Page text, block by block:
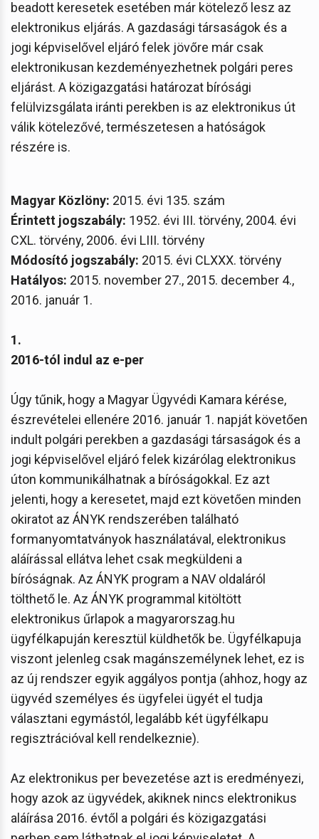
beadott keresetek esetében már kötelező lesz az
elektronikus eljárás. A gazdasági társaságok és a
jogi képviselővel eljáró felek jövőre már csak
elektronikusan kezdeményezhetnek polgári peres
eljárást. A közigazgatási határozat bírósági
felülvizsgálata iránti perekben is az elektronikus út
válik kötelezővé, természetesen a hatóságok
részére is.
Magyar Közlöny: 2015. évi 135. szám
Érintett jogszabály: 1952. évi III. törvény, 2004. évi
CXL. törvény, 2006. évi LIII. törvény
Módosító jogszabály: 2015. évi CLXXX. törvény
Hatályos: 2015. november 27., 2015. december 4.,
2016. január 1.
1.
2016-tól indul az e-per
Úgy tűnik, hogy a Magyar Ügyvédi Kamara kérése,
észrevételei ellenére 2016. január 1. napját követően
indult polgári perekben a gazdasági társaságok és a
jogi képviselővel eljáró felek kizárólag elektronikus
úton kommunikálhatnak a bíróságokkal. Ez azt
jelenti, hogy a keresetet, majd ezt követően minden
okiratot az ÁNYK rendszerében található
formanyomtatványok használatával, elektronikus
aláírással ellátva lehet csak megküldeni a
bíróságnak. Az ÁNYK program a NAV oldaláról
tölthető le. Az ÁNYK programmal kitöltött
elektronikus űrlapok a magyarorszag.hu
ügyfélkapuján keresztül küldhetők be. Ügyfélkapuja
viszont jelenleg csak magánszemélynek lehet, ez is
az új rendszer egyik aggályos pontja (ahhoz, hogy az
ügyvéd személyes és ügyfelei ügyét el tudja
választani egymástól, legalább két ügyfélkapu
regisztrációval kell rendelkeznie).
Az elektronikus per bevezetése azt is eredményezi,
hogy azok az ügyvédek, akiknek nincs elektronikus
aláírása 2016. évtől a polgári és közigazgatási